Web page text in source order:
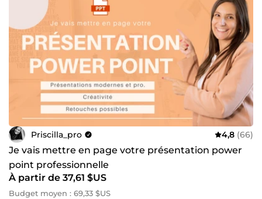
Priscilla_pro 4,8 (66)
Je vais mettre en page votre présentation power
point professionnelle
À partir de 37,61 $US
Budget moyen : 69,33 $US